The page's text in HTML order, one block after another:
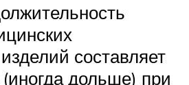
составляет
дольше) при